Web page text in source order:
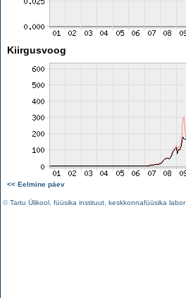
Kiirgusvoog
<< Eelmine päev
©Tartu Ülikool füüsika instituut keskkonnafüüsika labor